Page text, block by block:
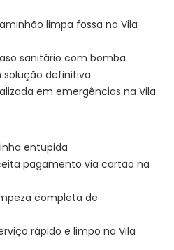
limpa fossa na Vila
sanitário com bomba
definitiva
em emergências na Vila
entupida
pagamento via cartão na
completa de
rápido e limpo na Vila